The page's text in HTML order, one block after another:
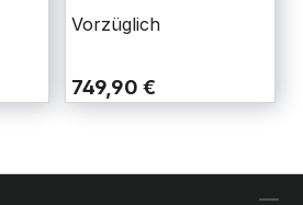
Vorzüglich
749,90 €